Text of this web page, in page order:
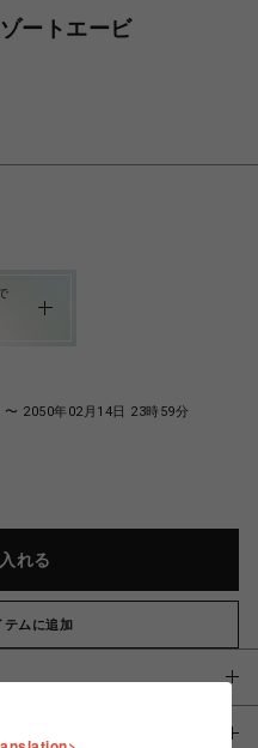
ートエービ
2050年02月14日 23時59分
れる
テムに追加